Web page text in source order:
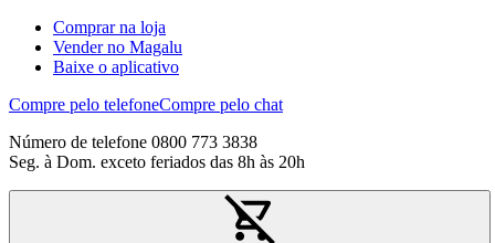
Comprar na loja
Vender no Magalu
Baixe o aplicativo
Compre pelo telefoneCompre pelo chat
Número de telefone 0800 773 3838
Seg. à Dom. exceto feriados das 8h às 20h